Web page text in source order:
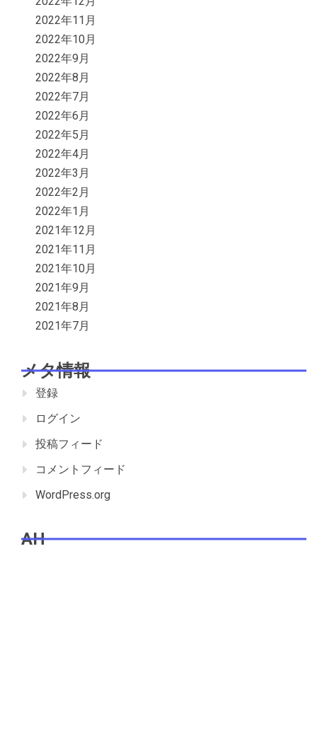
2022年11月
2022年10月
2022年9月
2022年8月
2022年7月
2022年6月
2022年5月
2022年4月
2022年3月
2022年2月
2022年1月
2021年12月
2021年11月
2021年10月
2021年9月
2021年8月
2021年7月
メタ情報
登録
ログイン
投稿フィード
コメントフィード
WordPress.org
AH